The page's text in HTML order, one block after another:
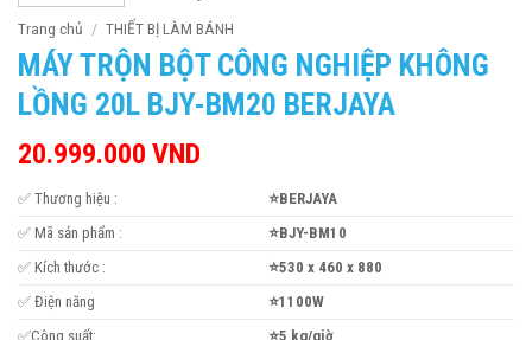
Trang chủ / THIẾT BỊ LÀM BÁNH
MÁY TRỘN BỘT CÔNG NGHIỆP KHÔNG
LỒNG 20L BJY-BM20 BERJAYA
20.999.000 VND
✅ Thương hiệu :
⭐BERJAYA
✅ Mã sản phẩm :
⭐BJY-BM10
✅ Kích thước :
⭐530 x 460 x 880
✅ Điện năng
⭐1100W
✅Công suất:
⭐5 kg/giờ